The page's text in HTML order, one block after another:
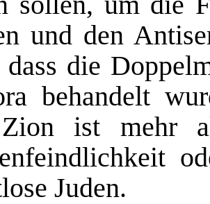
und den
die
behandelt
ist mehr
Juden.